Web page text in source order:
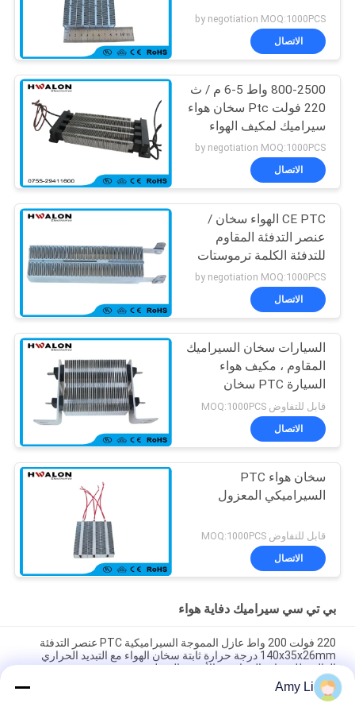
by negotiation MOQ:1000PCS
الاتصال
800-2500 واط 5-6 م / ث
220 فولت Ptc سخان هواء
سيراميك لمكيف الهواء
التلقائي
by negotiation MOQ:1000PCS
الاتصال
CE PTC الهواء سخان /
عنصر التدفئة المقاوم
للتدفئة الكلمة ترموستات
by negotiation MOQ:1000PCS
الاتصال
السيارات سخان السيراميك
المقاوم ، مكيف هواء
السيارة PTC سخان
كهربائي
قابل للتفاوض MOQ:1000PCS
الاتصال
سخان هواء PTC
السيراميكي المعزول
قابل للتفاوض MOQ:1000PCS
الاتصال
بي تي سي سيراميك دفاية هواء
220 فولت 200 واط عازل المموجة السيراميكية PTC عنصر التدفئة
140x35x26mm درجة حرارة ثابتة سخان الهواء مع التبديد الحراري
العالي، للمعدات الصناعية والأجهزة المنزلية
Amy Li